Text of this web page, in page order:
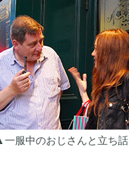
一服中のおじさんと立ち話